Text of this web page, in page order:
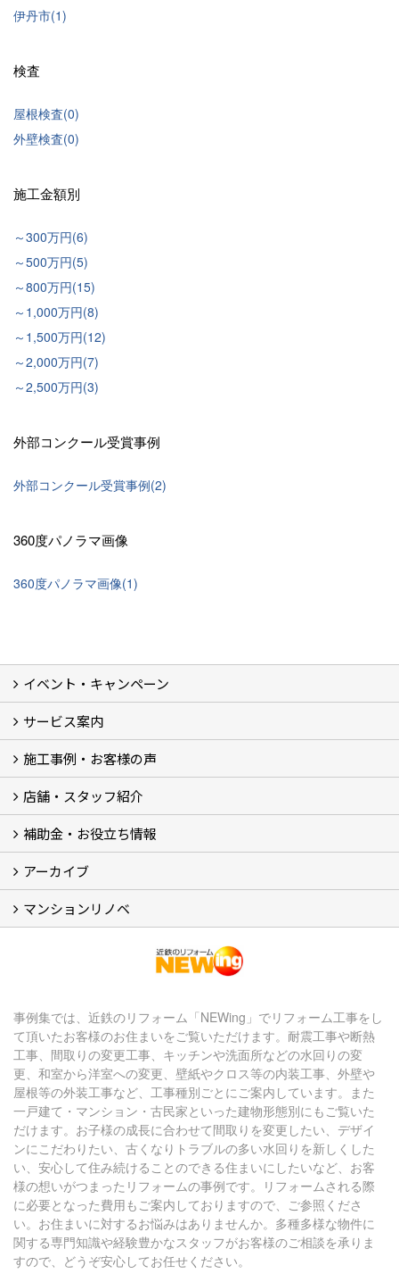
伊丹市(1)
検査
屋根検査(0)
外壁検査(0)
施工金額別
～300万円(6)
～500万円(5)
～800万円(15)
～1,000万円(8)
～1,500万円(12)
～2,000万円(7)
～2,500万円(3)
外部コンクール受賞事例
外部コンクール受賞事例(2)
360度パノラマ画像
360度パノラマ画像(1)
イベント・キャンペーン
最新のイベント・キャンペーン情報
過去のイベント・キャンペーン
サービス案内
リフォームメニュー (17)
マンションリノベ
外壁塗装リフォーム
防音室リフォーム
近鉄不動産のドッグリフォーム by K・DogSpa
住まいの無料点検
リフォームの流れ
リフォーム成功のQ＆A
保証とアフターサービス
私たちが大切にしていること
安心のリフォーム体制
施工担当者の想い
多種多様なニーズに応える提案力
施工事例・お客様の声
施工事例集
ビフォーアフター集
お客様の声
店舗・スタッフ紹介
店舗 (12)
スタッフ
Googleクチコミ評価
近鉄のリフォーム NEWing (2)
補助金・お役立ち情報
補助金・税制 (3)
コラム
ＳＮＳ
アーカイブ
【アーカイブ】近鉄の健康コラム（全9回） (10)
【アーカイブ】住まいのお役立ち情報（全10回） (11)
マンションリノベ
事例集では、近鉄のリフォーム「NEWing」でリフォーム工事をし
て頂いたお客様のお住まいをご覧いただけます。耐震工事や断熱
工事、間取りの変更工事、キッチンや洗面所などの水回りの変
更、和室から洋室への変更、壁紙やクロス等の内装工事、外壁や
屋根等の外装工事など、工事種別ごとにご案内しています。また
一戸建て・マンション・古民家といった建物形態別にもご覧いた
だけます。お子様の成長に合わせて間取りを変更したい、デザイ
ンにこだわりたい、古くなりトラブルの多い水回りを新しくした
い、安心して住み続けることのできる住まいにしたいなど、お客
様の想いがつまったリフォームの事例です。リフォームされる際
に必要となった費用もご案内しておりますので、ご参照くださ
い。お住まいに対するお悩みはありませんか。多種多様な物件に
関する専門知識や経験豊かなスタッフがお客様のご相談を承りま
すので、どうぞ安心してお任せください。